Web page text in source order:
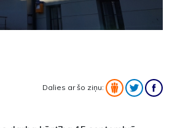
Dalies ar šo ziņu: